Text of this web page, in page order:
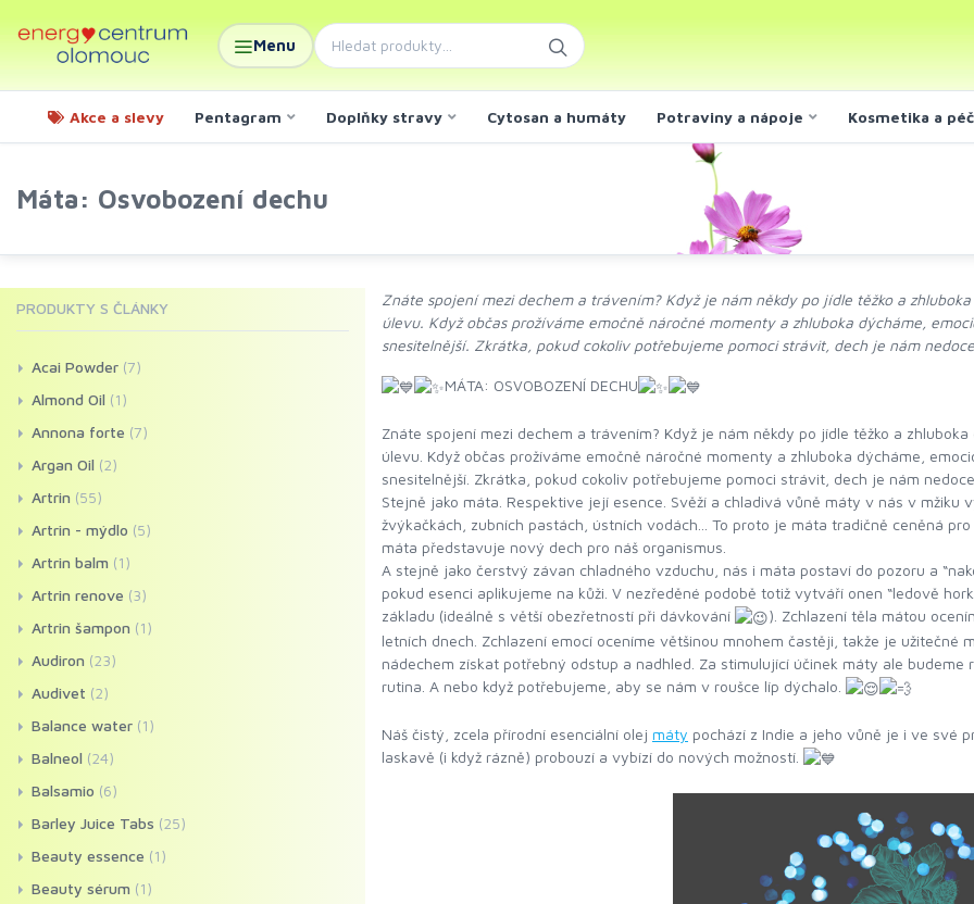
Menu
Akce a slevy Pentagram Doplňky stravy Cytosan a humáty Potraviny a nápoje Kosmetika a
Máta: Osvobození dechu
Znáte spojení mezi dechem a trávením? Když je nám někdy po jídle těžko a
úlevu. Když občas prožíváme emočně náročné momenty a zhluboka dýcháme,
snesitelnější. Zkrátka, pokud cokoliv potřebujeme pomoci strávit, dech je nám
MÁTA: OSVOBOZENÍ DECHU
Znáte spojení mezi dechem a trávením? Když je nám někdy po jídle těžko a
úlevu. Když občas prožíváme emočně náročné momenty a zhluboka dýcháme,
snesitelnější. Zkrátka, pokud cokoliv potřebujeme pomoci strávit, dech je nám
Stejně jako máta. Respektive její esence. Svěží a chladivá vůně máty v nás v
žvýkačkách, zubních pastách, ústních vodách... To proto je máta tradičně ceněná
máta představuje nový dech pro náš organismus.
A stejně jako čerstvý závan chladného vzduchu, nás i máta postaví do pozoru a
pokud esenci aplikujeme na kůži. V nezředěné podobě totiž vytváří onen “ledově
základu (ideálně s větší obezřetností při dávkování
). Zchlazení těla mátou
letních dnech. Zchlazení emocí oceníme většinou mnohem častěji, takže je
nádechem získat potřebný odstup a nadhled. Za stimulující účinek máty ale
rutina. A nebo když potřebujeme, aby se nám v roušce líp dýchalo.
Náš čistý, zcela přírodní esenciální olej máty pochází z Indie a jeho vůně je i ve své
laskavě (i když rázně) probouzí a vybízí do nových možností.
PRODUKTY S ČLÁNKY
Acai Powder (7)
Almond Oil (1)
Annona forte (7)
Argan Oil (2)
Artrin (55)
Artrin - mýdlo (5)
Artrin balm (1)
Artrin renove (3)
Artrin šampon (1)
Audiron (23)
Audivet (2)
Balance water (1)
Balneol (24)
Balsamio (6)
Barley Juice Tabs (25)
Beauty essence (1)
Beauty sérum (1)